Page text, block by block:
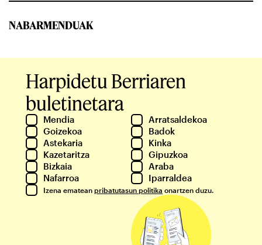
NABARMENDUAK
Harpidetu Berriaren
buletinetara
Mendia
Arratsaldekoa
Goizekoa
Badok
Astekaria
Kinka
Kazetaritza
Gipuzkoa
Bizkaia
Araba
Nafarroa
Iparraldea
Izena ematean pribatutasun politika onartzen duzu.